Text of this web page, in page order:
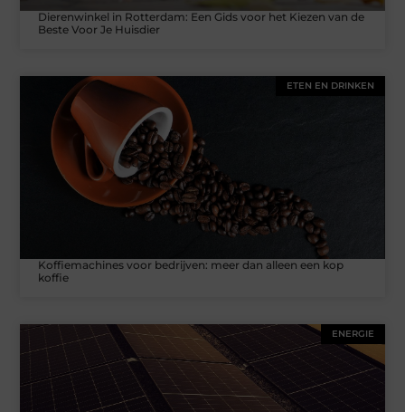
Dierenwinkel in Rotterdam: Een Gids voor het Kiezen van de
Beste Voor Je Huisdier
ETEN EN DRINKEN
Koffiemachines voor bedrijven: meer dan alleen een kop
koffie
ENERGIE